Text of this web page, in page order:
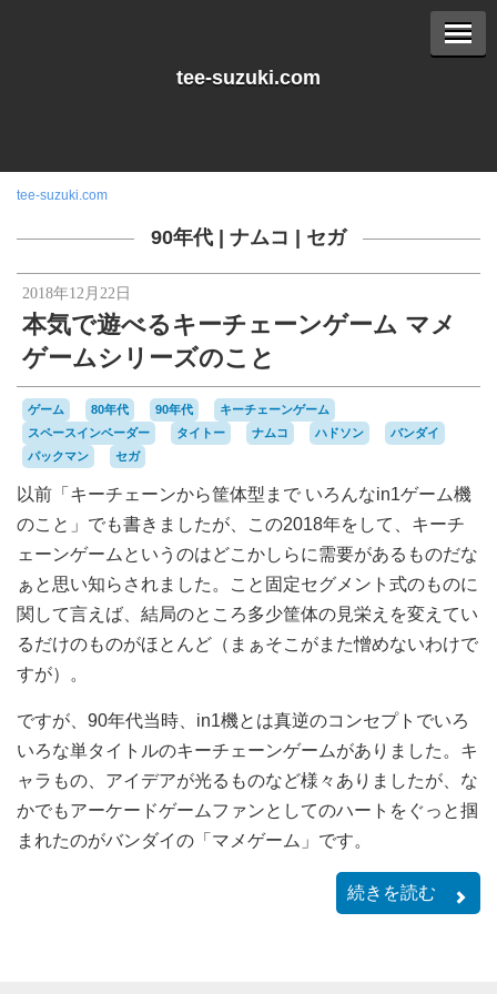
tee-suzuki.com
tee-suzuki.com
90年代 ナムコ セガ
2018年12月22日
本気で遊べるキーチェーンゲーム マメ
ゲームシリーズのこと
ゲーム 80年代 90年代
キーチェーンゲーム
スペースインベーダー
タイトー ナムコ ハドソン
バンダイ
パックマン
セガ
以前「キーチェーンから筐体型まで いろんなin1ゲーム機
のこと」でも書きましたが、この2018年をして、キーチ
ェーンゲームというのはどこかしらに需要があるものだな
ぁと思い知らされました。こと固定セグメント式のものに
関して言えば、結局のところ多少筐体の見栄えを変えてい
るだけのものがほとんど（まぁそこがまた憎めないわけで
すが）。
ですが、90年代当時、in1機とは真逆のコンセプトでいろ
いろな単タイトルのキーチェーンゲームがありました。キ
ャラもの、アイデアが光るものなど様々ありましたが、な
かでもアーケードゲームファンとしてのハートをぐっと掴
まれたのがバンダイの「マメゲーム」です。
続きを読む